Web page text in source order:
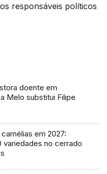
responsáveis políticos
doente em
Melo substitui Filipe
em 2027:
variedades no cerrado